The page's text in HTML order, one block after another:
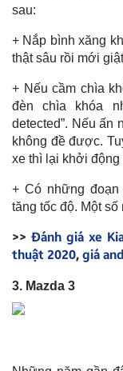
sau:
+ Nắp bình xăng
thật sâu rồi mới
+ Nếu cầm chìa
đèn chìa khóa
detected”. Nếu ấn
không đề được.
xe thì lại khởi
+ Có những
tăng tốc độ. Một
>> Đánh giá xe
thuật 2020, giá
3. Mazda 3